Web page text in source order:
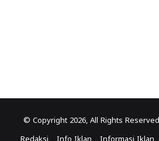
© Copyright 2026, All Rights
Redaksi Info Iklan Informasi Iklan